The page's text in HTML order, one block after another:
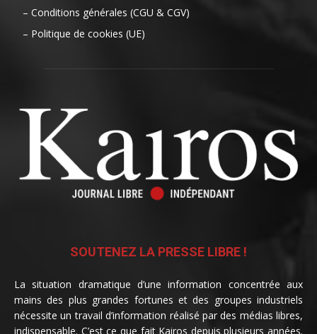
– Conditions générales (CGU & CGV)
– Politique de cookies (UE)
SOUTENEZ LA PRESSE LIBRE !
La situation dramatique d’une information concentrée aux
mains des plus grandes fortunes et des groupes industriels
nécessite un travail d’information réalisé par des médias libres,
indispensable. C’est ce que fait Kairos depuis plusieurs années.